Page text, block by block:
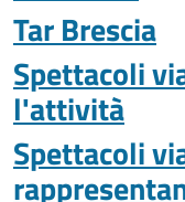
Tar Brescia
Spettacoli
l'attività
Spettacoli